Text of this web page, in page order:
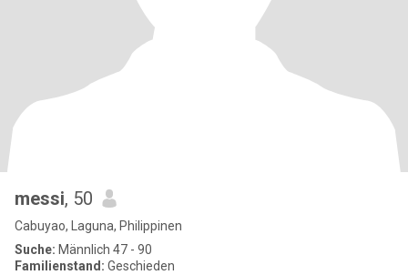
messi, 50
Cabuyao, Laguna, Philippinen
Suche: Männlich 47 - 90
Familienstand: Geschieden